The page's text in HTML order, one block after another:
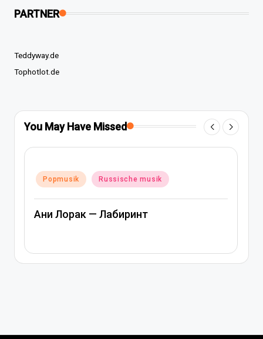
PARTNER
Teddyway.de
Tophotlot.de
You May Have Missed
in
Popmusik Rap und hip-hop musik
Russische musik
Артем Качер Ани Лорак – Материк